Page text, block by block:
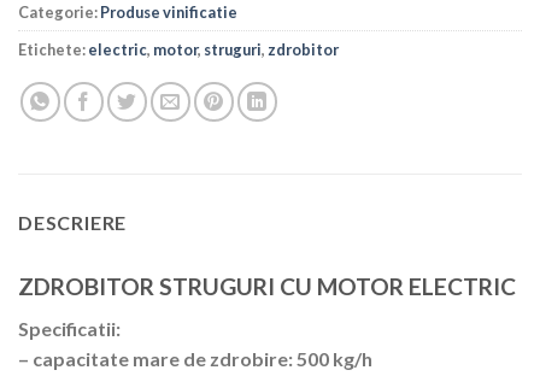
Categorie:Produse vinificatie
Etichete:electric, motor, struguri, zdrobitor
DESCRIERE
ZDROBITOR STRUGURI CU MOTOR ELECTRIC
Specificatii:
– capacitate mare de zdrobire: 500 kg/h